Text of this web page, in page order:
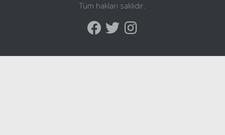
Tüm hakları saklıdır.